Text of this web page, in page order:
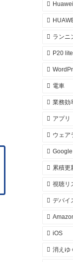
Huawei
ランニ
P20 lite
電車
業務効
アプリ
ウェア
Google
累積更
視聴リ
デバイ
iOS
消えゆ